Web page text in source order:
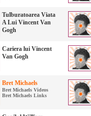
Tulburatoarea Viata
A Lui Vincent Van
Gogh
Cariera lui Vincent
Van Gogh
Bret Michaels
Bret Michaels Videos
Bret Michaels Links